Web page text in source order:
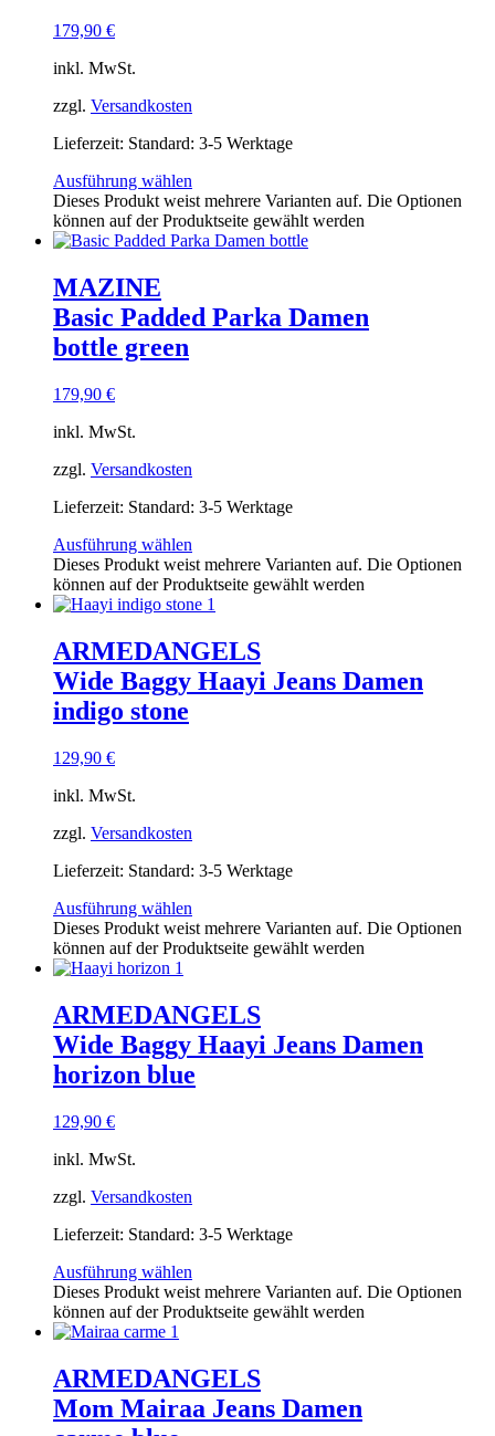
179,90 €
inkl. MwSt.
zzgl. Versandkosten
Lieferzeit: Standard: 3-5 Werktage
Ausführung wählen
Dieses Produkt weist mehrere Varianten auf. Die Optionen
können auf der Produktseite gewählt werden
MAZINE
Basic Padded Parka Damen
bottle green
179,90 €
inkl. MwSt.
zzgl. Versandkosten
Lieferzeit: Standard: 3-5 Werktage
Ausführung wählen
Dieses Produkt weist mehrere Varianten auf. Die Optionen
können auf der Produktseite gewählt werden
ARMEDANGELS
Wide Baggy Haayi Jeans Damen
indigo stone
129,90 €
inkl. MwSt.
zzgl. Versandkosten
Lieferzeit: Standard: 3-5 Werktage
Ausführung wählen
Dieses Produkt weist mehrere Varianten auf. Die Optionen
können auf der Produktseite gewählt werden
ARMEDANGELS
Wide Baggy Haayi Jeans Damen
horizon blue
129,90 €
inkl. MwSt.
zzgl. Versandkosten
Lieferzeit: Standard: 3-5 Werktage
Ausführung wählen
Dieses Produkt weist mehrere Varianten auf. Die Optionen
können auf der Produktseite gewählt werden
ARMEDANGELS
Mom Mairaa Jeans Damen